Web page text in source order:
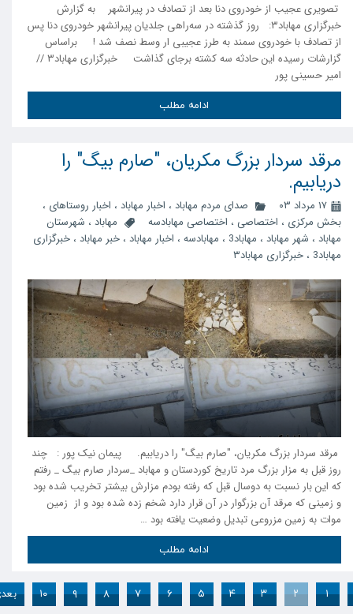
تصویری عجیب از خودروی دنا بعد از تصادف در پیرانشهر به گزارش
خبرگزاری مهاباد۳: روز گذشته در سه‌راهی جلدیان پیرانشهر خودروی دنا پس
از تصادف با خودروی سمند به طرز عجیبی ار وسط نصف شد ! براساس
گزارشات رسیده این حادثه سه کشته برجای گذاشت خبرگزاری مهاباد۳ //
امیر حسینی پور
ادامه مطلب
مرقد سردار بزرگ مکریان، "صارم بیگ" را
دریابیم.
۱۷ مرداد ۰۳ صدای مردم مهاباد ، اخبار مهاباد ، اخبار روستاهای ،
بخش مرکزی ، اختصاصی ، اختصاصی مهابادسه مهاباد ، شهرستان
مهاباد ، شهر مهاباد ، مهاباد3 ، مهابادسه ، اخبار مهاباد ، خبر مهاباد ، خبرگزاری
مهاباد3 ، خبرگزاری مهاباد۳
‍ مرقد سردار بزرگ مکریان، "صارم بیگ" را دریابیم. پیمان نیک پور : چند
روز قبل به مزار بزرگ مرد تاریخ کوردستان و مهاباد _سردار صارم بیگ _ رفتم
که این بار نسبت به دوسال قبل که رفته بودم مزارش بیشتر تخریب شده بود
و زمینی که مرقد آن بزرگوار در آن قرار دارد شخم زده شده بود و از زمین
موات به زمین مزروعی تبدیل وضعیت یافته بود …
ادامه مطلب
۱ ۲ ۳ ۴ ۵ ۶ ۷ ۸ ۹ ۱۰